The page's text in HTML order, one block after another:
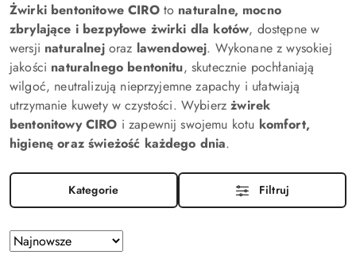
Żwirki bentonitowe CIROto naturalne, mocno
zbrylające i bezpyłowe żwirki dla kotów, dostępne w
wersji naturalnejoraz lawendowej. Wykonane z wysokiej
jakości naturalnego bentonitu, skutecznie pochłaniają
wilgoć, neutralizują nieprzyjemne zapachy i ułatwiają
utrzymanie kuwety w czystości. Wybierzżwirek
bentonitowy CIRO i zapewnij swojemu kotu komfort,
higienę oraz świeżość każdego dnia.
Kategorie Filtruj
Zastosowano
sortowanie:
Sortuj
według